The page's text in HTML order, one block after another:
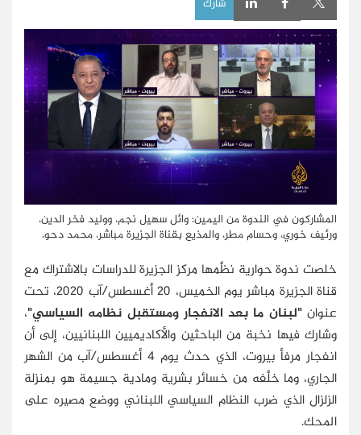
المشاركون في الندوة من اليمين: وائل سهيل نجم، ووليد فخر الدين،
ورئيف خوري، وحسام مطر، والمذيع بقناة الجزيرة مباشر، محمد دحو.
خلصت ندوة حوارية نظَّمها مركز الجزيرة للدراسات بالاشتراك مع
قناة الجزيرة مباشر يوم الخميس، 20 أغسطس/آب 2020، تحت
عنوان"لبنان ما بعد الانفجار ومستقبل نظامه السياسي"،
وشارك فيها نخبة من الباحثين والأكاديميين اللبنانيين، إلى أن
انفجار مرفأ بيروت، الذي حدث يوم 4 أغسطس/آب من الشهر
الجاري، وما خلَّفه من خسائر بشرية ومادية جسيمة هو بمنزلة
الزلزال الذي ضرب النظام السياسي اللبناني ووضع مصيره على
المحك.